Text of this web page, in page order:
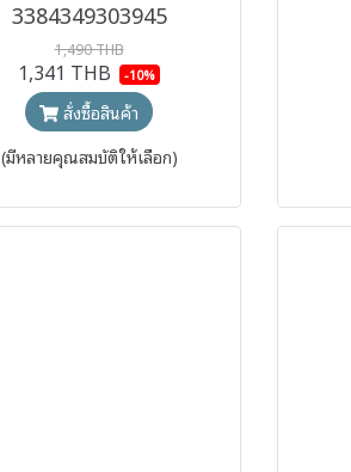
3384349303945
1,490 THB
1,341 THB -10%
สั่งซื้อสินค้า
(มีหลายคุณสมบัติให้เลือก)